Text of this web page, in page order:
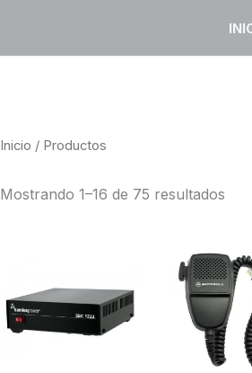
Inicio / Productos
Mostrando 1–16 de 75 resultados